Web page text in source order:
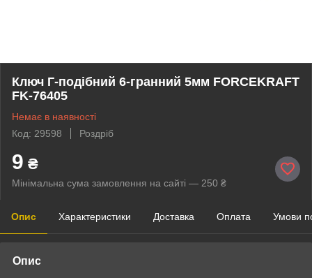
Ключ Г-подібний 6-гранний 5мм FORCEKRAFT
FK-76405
Немає в наявності
Код: 29598
Роздріб
9 ₴
Мінімальна сума замовлення на сайті — 250 ₴
Опис Характеристики Доставка Оплата Умови
Опис